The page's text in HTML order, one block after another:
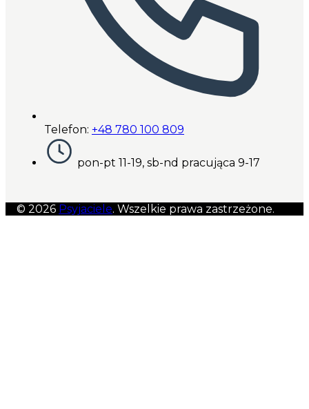
Telefon: +48 780 100 809
pon-pt 11-19, sb-nd pracująca 9-17
© 2026 Psyjaciele. Wszelkie prawa zastrzeżone.